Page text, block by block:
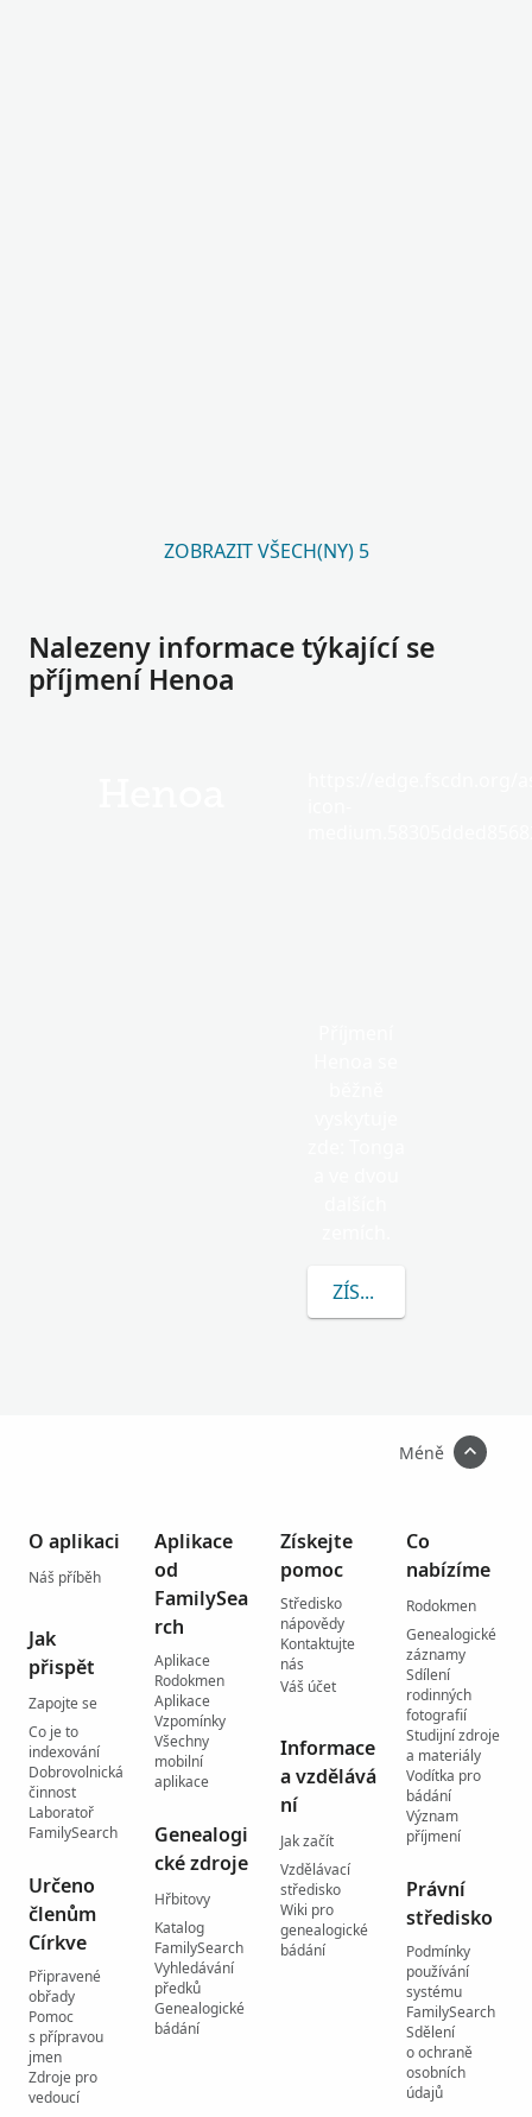
ZOBRAZIT VŠECH(NY) 5
Nalezeny informace týkající se
příjmení Henoa
ZÍSKEJTE VÍCE
Méně
O aplikaci
Náš příběh
Jak
přispět
Zapojte se
Co je to
indexování
Dobrovolnická
činnost
Laboratoř
FamilySearch
Určeno
členům
Církve
Připravené
obřady
Pomoc
s přípravou
jmen
Zdroje pro
vedoucí
Aplikace
od
FamilySea
rch
Aplikace
Rodokmen
Aplikace
Vzpomínky
Všechny
mobilní
aplikace
Genealogi
cké zdroje
Hřbitovy
Katalog
FamilySearch
Vyhledávání
předků
Genealogické
bádání
Získejte
pomoc
Středisko
nápovědy
Kontaktujte
nás
Váš účet
Informace
a vzdělává
ní
Jak začít
Vzdělávací
středisko
Wiki pro
genealogické
bádání
Co
nabízíme
Rodokmen
Genealogické
záznamy
Sdílení
rodinných
fotografií
Studijní zdroje
a materiály
Vodítka pro
bádání
Význam
příjmení
Právní
středisko
Podmínky
používání
systému
FamilySearch
Sdělení
o ochraně
osobních
údajů